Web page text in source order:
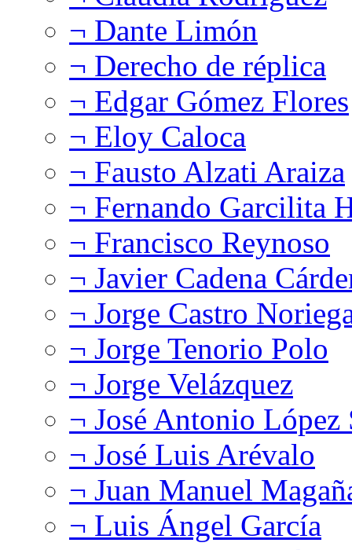
¬ Dante Limón
¬ Derecho de réplica
¬ Edgar Gómez Flores
¬ Eloy Caloca
¬ Fausto Alzati Araiza
¬ Fernando Garcilita
¬ Francisco Reynoso
¬ Javier Cadena
¬ Jorge Castro
¬ Jorge Tenorio Polo
¬ Jorge Velázquez
¬ José Antonio López
¬ José Luis Arévalo
¬ Juan Manuel
¬ Luis Ángel García